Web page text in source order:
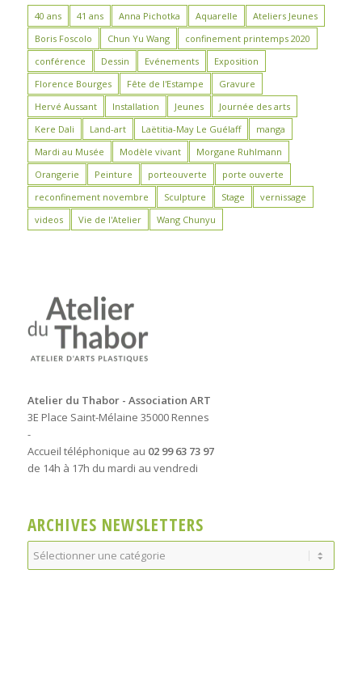
40 ans 41 ans Anna Pichotka Aquarelle
Ateliers Jeunes
Boris Foscolo
Chun Yu Wang
confinement printemps 2020
conférence
Dessin Evénements
Exposition
Florence Bourges
Fête de l'Estampe
Gravure
Hervé Aussant
Installation Jeunes
Journée des arts
Kere Dali
Land-art Laëtitia-May Le Guélaff
manga
Mardi au Musée
Modèle vivant
Morgane Ruhlmann
Orangerie
Peinture porteouverte
porte ouverte
reconfinement novembre
Sculpture Stage
vernissage
videos
Vie de l'Atelier Wang Chunyu
Atelier du Thabor - Association ART
3E Place Saint-Mélaine 35000 Rennes
-
Accueil téléphonique au 02 99 63 73 97
de 14h à 17h du mardi au vendredi
ARCHIVES NEWSLETTERS
Archives
Newsletters